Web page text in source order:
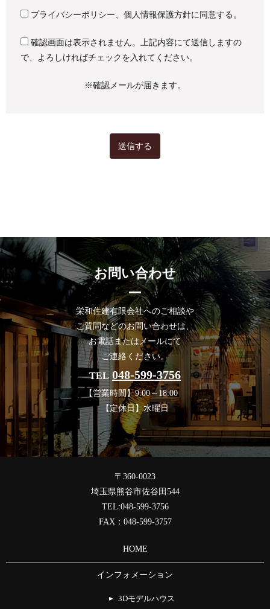
プライバシーポリシー、個人情報保護方針に同意する。
確認画面は表示されません。上記内容にて送信しますの
で、よろしければチェックを入れてください。
※確認メールが届きます。
お問い合わせ
栄和住建有限会社へのご相談や
ご質問などのお問い合わせは、
お電話またはメールにて
ご連絡ください。
TEL 048-599-3756
【営業時間】9:00～18:00
【定休日】水曜日
〒360-0023
埼玉県熊谷市佐谷田544
TEL:048-599-3756
FAX：048-599-3757
HOME
インフォメーション
3Dモデルハウス